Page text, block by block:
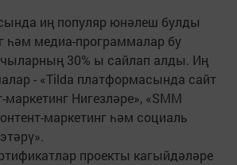
иң популяр юнәлеш булды
һәм медиа-программалар бу
30% ы сайлап алды. Иң
- «Tilda платформасында сайт
Нигезләре», «SMM
маркетинг һәм социаль
проекты кагыйдәләре